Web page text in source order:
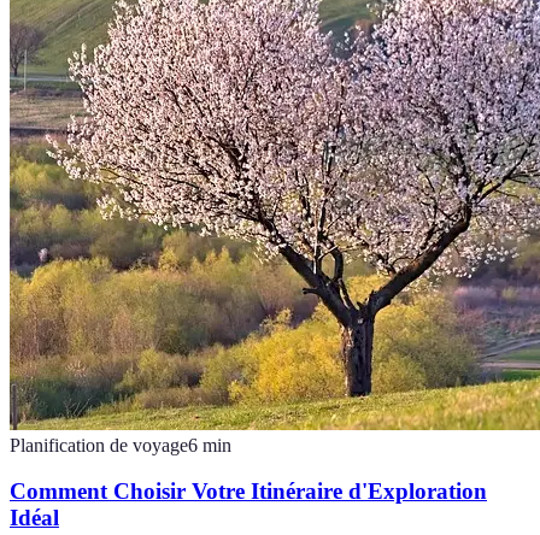
Planification de voyage6 min
Comment Choisir Votre Itinéraire d'Exploration
Idéal